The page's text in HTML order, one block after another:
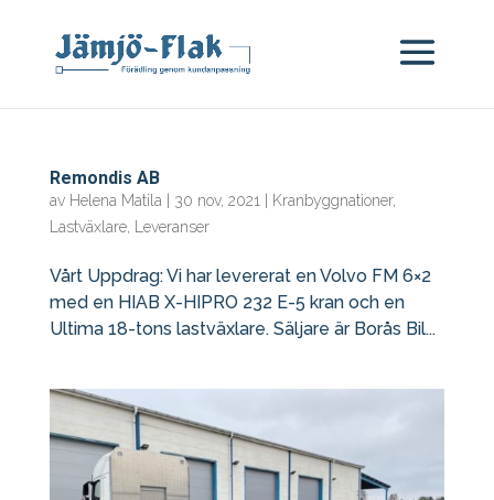
Remondis AB
av Helena Matila 30 nov, 2021 Kranbyggnationer,
Lastväxlare, Leveranser
Vårt Uppdrag: Vi har levererat en Volvo FM 6×2
med en HIAB X-HIPRO 232 E-5 kran och en
Ultima 18-tons lastväxlare. Säljare är Borås Bil...